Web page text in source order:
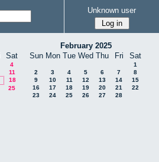
Unknown user
Sat
4
11
18
25
February 2025
Sun Mon Tue Wed Thu Fri Sat
1
2
3 4 5 6 7
8
9
10 11 12 13 14
15
16
17 18 19 20 21
22
23
24 25 26 27 28